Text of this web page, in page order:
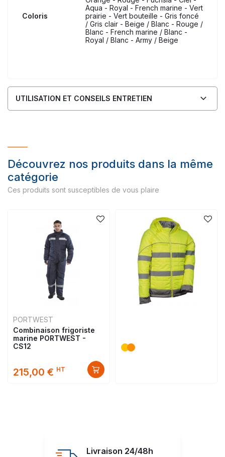
Coloris
Aqua - Royal - French marine - Vert
prairie - Vert bouteille - Gris foncé
/ Gris clair - Beige / Blanc - Rouge /
Blanc - French marine / Blanc -
Royal / Blanc - Army / Beige
UTILISATION ET CONSEILS ENTRETIEN
Découvrez nos produits dans la même
catégorie
Ces produits sont susceptibles de vous plaire
PORTWEST
Combinaison frigoriste
marine PORTWEST -
CS12
215,00 € HT
Livraison 24/48h